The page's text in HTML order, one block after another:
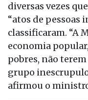
diversas vezes
“atos de pessoas
classificaram. “A
economia
pobres, não
grupo
afirmou o